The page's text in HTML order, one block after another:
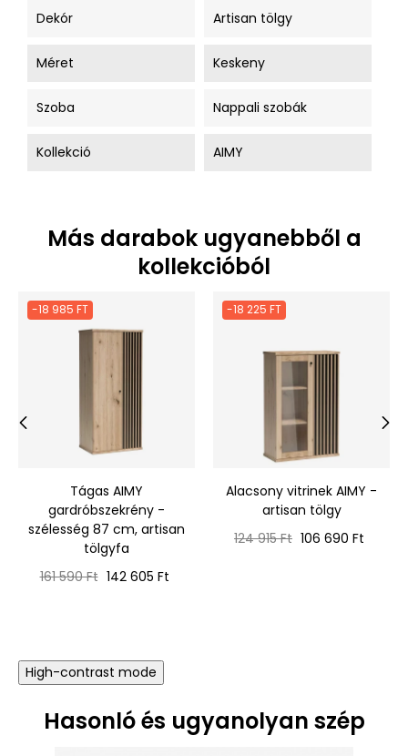
Dekór Artisan tölgy
Méret Keskeny
Szoba Nappali szobák
Kollekció AIMY
Más darabok ugyanebből a
kollekcióból
-18 985 FT
Tágas AIMY
gardróbszekrény -
szélesség 87 cm, artisan
tölgyfa
Normál
161 590 Ft Ár
142 605 Ft
-18 225 FT
Alacsony vitrinek AIMY -
artisan tölgy
Normál
124 915 Ft Ár
106 690 Ft
High-contrast mode
Hasonló és ugyanolyan szép